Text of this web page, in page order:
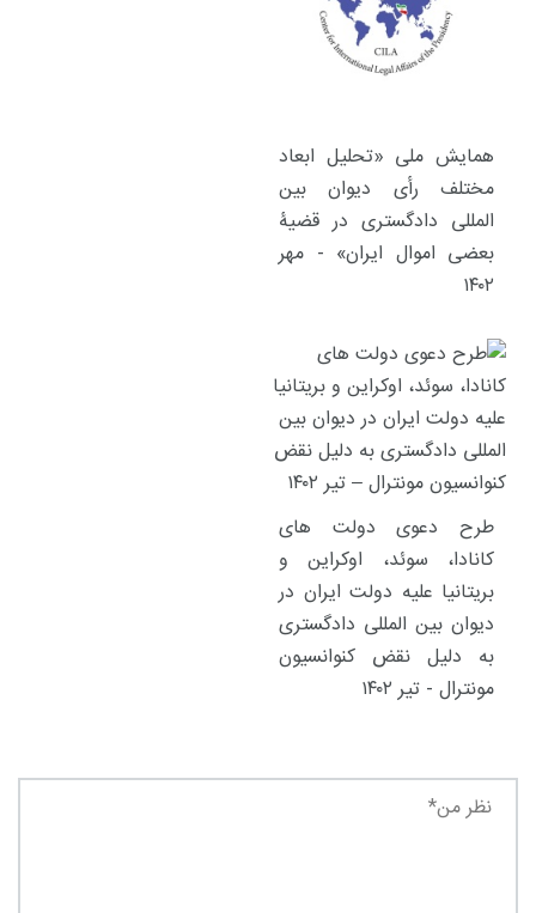
همایش ملی «تحلیل ابعاد
مختلف رأی دیوان بین
المللی دادگستری در قضیۀ
بعضی اموال ایران» - مهر
۱۴۰۲
طرح دعوی دولت های
کانادا، سوئد، اوکراین و
بریتانیا علیه دولت ایران در
دیوان بین المللی دادگستری
به دلیل نقض کنوانسیون
مونترال - تیر ۱۴۰۲